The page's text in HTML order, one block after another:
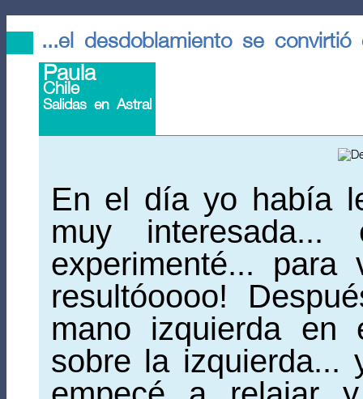
...el desdoblamiento se
Paula
Chile
Salidas en Astral
En el día yo había
muy
experimenté...
resultóoooo!
mano izquierda en
sobre la izquierda...